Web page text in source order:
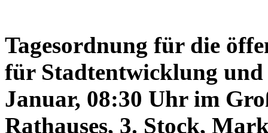
Tagesordnung für die
für Stadtentwicklung und
Januar, 08:30 Uhr im
Rathauses, 3. Stock,